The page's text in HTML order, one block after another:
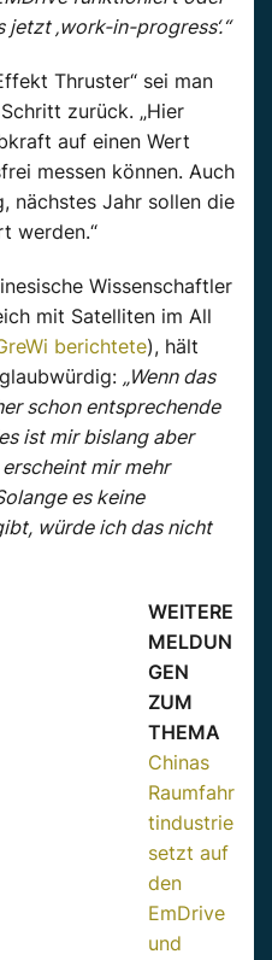
‚work-in-progress‘.“
Thruster“ sei man
zurück. „Hier
auf einen Wert
messen können. Auch
nächstes Jahr sollen die
werden.“
Wissenschaftler
mit Satelliten im All
berichtete), hält
„Wenn das
schon entsprechende
ist mir bislang aber
mir mehr
es keine
würde ich das nicht
WEITERE
MELDUN
GEN
ZUM
THEMA
Chinas
Raumfahr
tindustrie
setzt auf
den
EmDrive
und